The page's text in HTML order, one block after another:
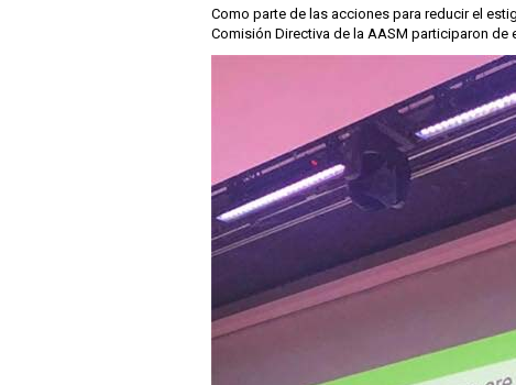
Como parte de las acciones para reducir el
Comisión Directiva de la AASM participaron de